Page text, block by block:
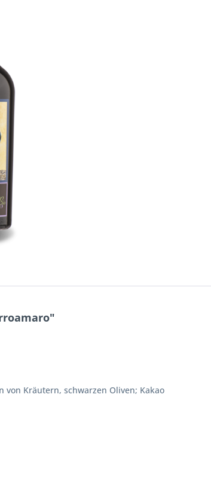
von Kräutern, schwarzen Oliven; Kakao